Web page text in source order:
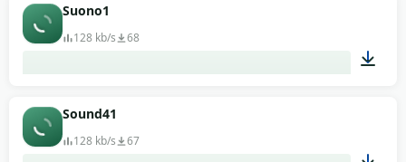
Suono1
128 kb/s 68
Sound41
128 kb/s 67